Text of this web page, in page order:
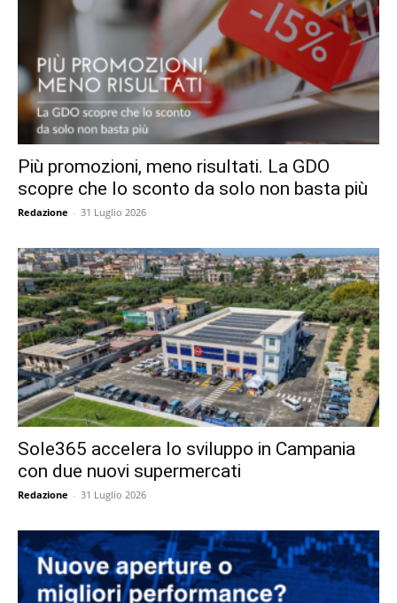
Più promozioni, meno risultati. La GDO
scopre che lo sconto da solo non basta più
Redazione - 31 Luglio 2026
Sole365 accelera lo sviluppo in Campania
con due nuovi supermercati
Redazione - 31 Luglio 2026